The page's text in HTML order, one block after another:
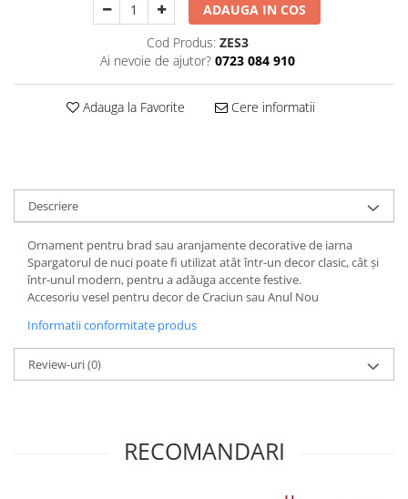
Decoratiuni Craciun
Crengute Decorative
Decoratiuni Muzicale
Decoratiuni Luminoase
ADAUGA IN COS
Cod Produs: ZES3
Ai nevoie de ajutor? 0723 084 910
Adauga la Favorite Cere informatii
Descriere
Ornament pentru brad sau aranjamente decorative de iarna
Spargatorul de nuci poate fi utilizat atât într-un decor clasic, cât și
într-unul modern, pentru a adăuga accente festive.
Accesoriu vesel pentru decor de Craciun sau Anul Nou
Informatii conformitate produs
Review-uri(0)
RECOMANDARI